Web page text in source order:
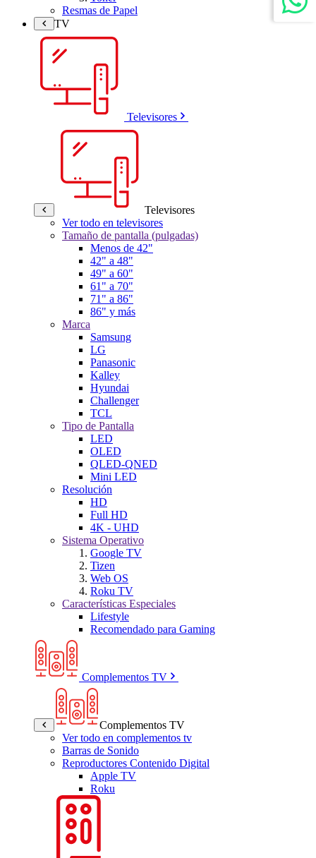
Resmas de Papel
TV
Televisores
Televisores
Ver todo en televisores
Tamaño de pantalla (pulgadas)
Menos de 42"
42" a 48"
49" a 60"
61" a 70"
71" a 86"
86" y más
Marca
Samsung
LG
Panasonic
Kalley
Hyundai
Challenger
TCL
Tipo de Pantalla
LED
OLED
QLED-QNED
Mini LED
Resolución
HD
Full HD
4K - UHD
Sistema Operativo
Google TV
Tizen
Web OS
Roku TV
Características Especiales
Lifestyle
Recomendado para Gaming
Complementos TV
Complementos TV
Ver todo en complementos tv
Barras de Sonido
Reproductores Contenido Digital
Apple TV
Roku